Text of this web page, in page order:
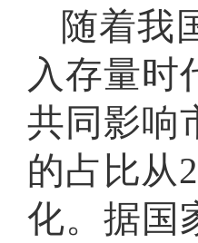
随着我
入存量时
共同影响
的占比从
化。据国